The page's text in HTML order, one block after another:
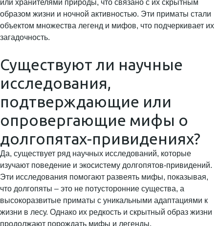
или хранителями природы, что связано с их скрытным
образом жизни и ночной активностью. Эти приматы стали
объектом множества легенд и мифов, что подчеркивает их
загадочность.
Существуют ли научные
исследования,
подтверждающие или
опровергающие мифы о
долгопятах-привидениях?
Да, существует ряд научных исследований, которые
изучают поведение и экосистему долгопятов-привидений.
Эти исследования помогают развеять мифы, показывая,
что долгопяты – это не потусторонние существа, а
высокоразвитые приматы с уникальными адаптациями к
жизни в лесу. Однако их редкость и скрытный образ жизни
продолжают порождать мифы и легенды.